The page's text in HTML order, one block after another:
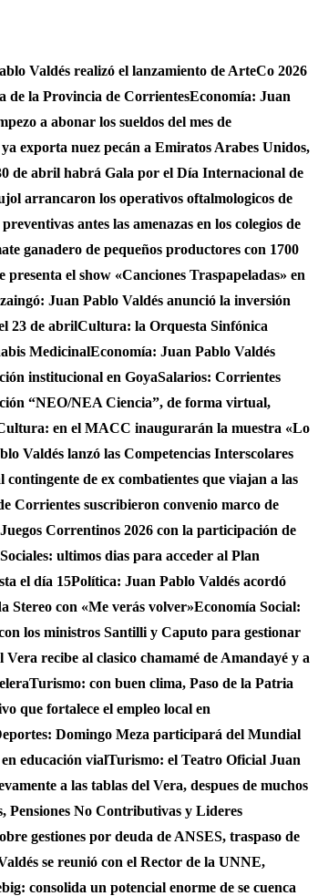
Valdés realizó el lanzamiento de ArteCo 2026
de la Provincia de CorrientesEconomía: Juan
a abonar los sueldos del mes de
exporta nuez pecán a Emiratos Arabes Unidos,
de abril habrá Gala por el Día Internacional de
arrancaron los operativos oftalmologicos de
antes las amenazas en los colegios de
ganadero de pequeños productores con 1700
el show «Canciones Traspapeladas» en
Juan Pablo Valdés anunció la inversión
23 de abrilCultura: la Orquesta Sinfónica
MedicinalEconomía: Juan Pablo Valdés
institucional en GoyaSalarios: Corrientes
“NEO/NEA Ciencia”, de forma virtual,
en el MACC inaugurarán la muestra «Lo
Valdés lanzó las Competencias Interscolares
de ex combatientes que viajan a las
Corrientes suscribieron convenio marco de
Correntinos 2026 con la participación de
Sociales: ultimos dias para acceder al Plan
el día 15Política: Juan Pablo Valdés acordó
Stereo con «Me verás volver»Economía Social:
los ministros Santilli y Caputo para gestionar
recibe al clasico chamamé de Amandayé y a
Turismo: con buen clima, Paso de la Patria
que fortalece el empleo local en
Domingo Meza participará del Mundial
educación vialTurismo: el Teatro Oficial Juan
a las tablas del Vera, despues de muchos
Pensiones No Contributivas y Lideres
gestiones por deuda de ANSES, traspaso de
se reunió con el Rector de la UNNE,
consolida un potencial enorme de se cuenca